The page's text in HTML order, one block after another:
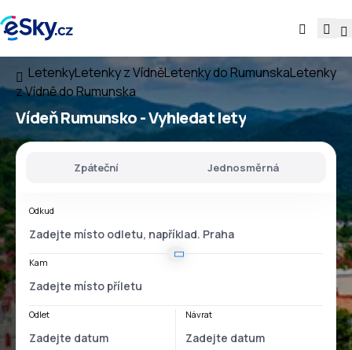
LetenkyLetenky z VídněLetenky do RumunskaLetenky
z Vídně do Rumunska
Vídeň Rumunsko- Vyhledat lety
Zpáteční Jednosměrná
Odkud
Kam
Odlet Návrat